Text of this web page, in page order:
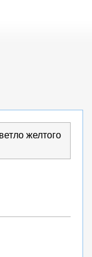
желтого